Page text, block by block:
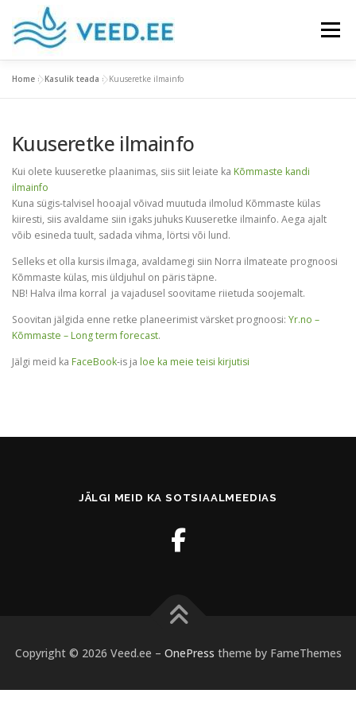
content
Menu
KASULIK TEADA GALERII
Home »Kasulik teada »Kuuseretke ilmainfo
Kuuseretke ilmainfo
Kui olete kuuseretke plaanimas, siis siit leiate ka Kõmmaste kandi
ilmainfo
Kuna sügis-talvisel hooajal võivad muutuda ilmolud Kõmmaste külas
kiiresti, siis avaldame siin igaks juhuks Kuuseretke ilmainfo. Aega ajalt
võib esineda tuult, sadada vihma, lörtsi või lund.
Selleks et olla kursis ilmaga, avaldamegi siin Norra ilmateate prognoosi
Kõmmaste külas, mis üldjuhul on päris täpne.
NB! Halva ilma korral ja vajadusel soovitame riietuda soojemalt.
Soovitan jälgida enne retke planeerimist värsket prognoosi: Yr.no –
Kõmmaste – Long term forecast.
Jälgi meid ka FaceBook-is ja loe ka meie teisi kirjutisi
JÄLGI MEID KA SOTSIAALMEEDIAS
Copyright © 2026 Veed.ee – OnePress theme by FameThemes